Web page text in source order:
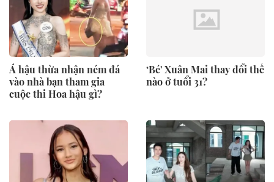
Á hậu thừa nhận ném đá
vào nhà bạn tham gia
cuộc thi Hoa hậu gì?
‘Bé' Xuân Mai thay đổi thế
nào ở tuổi 31?